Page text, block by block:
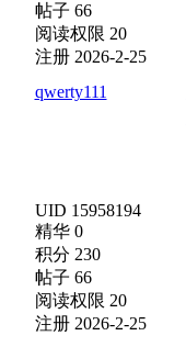
帖子 66
阅读权限 20
注册 2026-2-25
qwerty111
UID 15958194
精华 0
积分 230
帖子 66
阅读权限 20
注册 2026-2-25